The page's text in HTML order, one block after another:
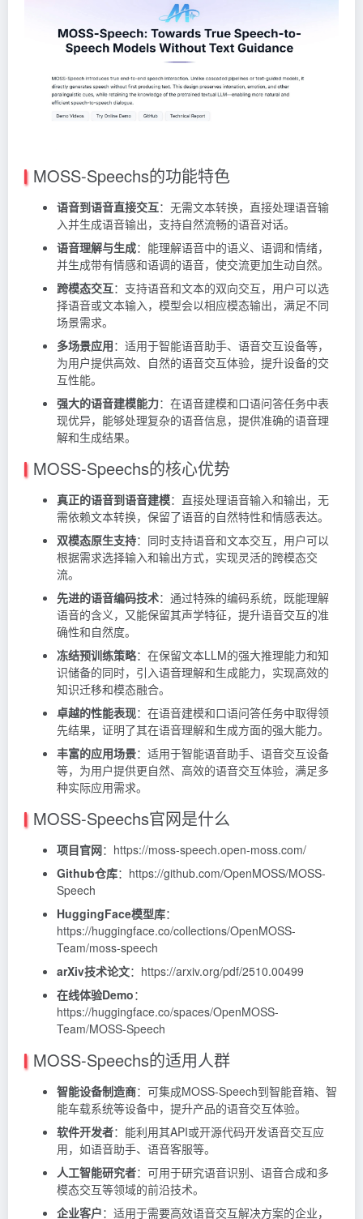
MOSS-Speechs的功能特色
语音到语音直接交互：无需文本转换，直接处理语音输
入并生成语音输出，支持自然流畅的语音对话。
语音理解与生成：能理解语音中的语义、语调和情绪，
并生成带有情感和语调的语音，使交流更加生动自然。
跨模态交互：支持语音和文本的双向交互，用户可以选
择语音或文本输入，模型会以相应模态输出，满足不同
场景需求。
多场景应用：适用于智能语音助手、语音交互设备等，
为用户提供高效、自然的语音交互体验，提升设备的交
互性能。
强大的语音建模能力：在语音建模和口语问答任务中表
现优异，能够处理复杂的语音信息，提供准确的语音理
解和生成结果。
MOSS-Speechs的核心优势
真正的语音到语音建模：直接处理语音输入和输出，无
需依赖文本转换，保留了语音的自然特性和情感表达。
双模态原生支持：同时支持语音和文本交互，用户可以
根据需求选择输入和输出方式，实现灵活的跨模态交
流。
先进的语音编码技术：通过特殊的编码系统，既能理解
语音的含义，又能保留其声学特征，提升语音交互的准
确性和自然度。
冻结预训练策略：在保留文本LLM的强大推理能力和知
识储备的同时，引入语音理解和生成能力，实现高效的
知识迁移和模态融合。
卓越的性能表现：在语音建模和口语问答任务中取得领
先结果，证明了其在语音理解和生成方面的强大能力。
丰富的应用场景：适用于智能语音助手、语音交互设备
等，为用户提供更自然、高效的语音交互体验，满足多
种实际应用需求。
MOSS-Speechs官网是什么
项目官网：https://moss-speech.open-moss.com/
Github仓库：https://github.com/OpenMOSS/MOSS-
Speech
HuggingFace模型库：
https://huggingface.co/collections/OpenMOSS-
Team/moss-speech
arXiv技术论文：https://arxiv.org/pdf/2510.00499
在线体验Demo：
https://huggingface.co/spaces/OpenMOSS-
Team/MOSS-Speech
MOSS-Speechs的适用人群
智能设备制造商：可集成MOSS-Speech到智能音箱、智
能车载系统等设备中，提升产品的语音交互体验。
软件开发者：能利用其API或开源代码开发语音交互应
用，如语音助手、语音客服等。
人工智能研究者：可用于研究语音识别、语音合成和多
模态交互等领域的前沿技术。
企业客户：适用于需要高效语音交互解决方案的企业，